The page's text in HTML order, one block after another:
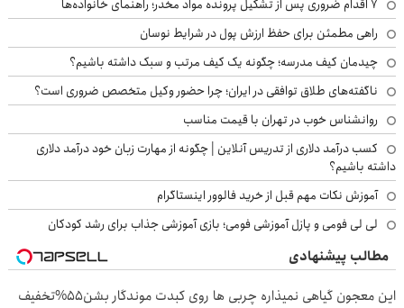
۷ اقدام ضروری پس از تشکیل پرونده مواد مخدر؛ راهنمای خانواده‌ها
راهی مطمئن برای حفظ ارزش پول در شرایط نوسان
چیدمان کیف مدرسه؛ چگونه یک کیف مرتب و سبک داشته باشیم؟
ناگفته‌های طلاق توافقی در ایران؛ چرا حضور وکیل متخصص ضروری است؟
روانشناس خوب در تهران با قیمت مناسب
کسب درآمد دلاری از تدریس آنلاین | چگونه از مهارت زبان خود درآمد دلاری
داشته باشیم؟
آموزش نکات مهم قبل از خرید فالوور اینستاگرام
لی لی فومی و پازل آموزشی فومی؛ بازی آموزشی جذاب برای رشد کودکان
مطالب پیشنهادی
این معجون گیاهی نمیذاره چربی ها روی کبدت موندگار بشن55%تخفیف